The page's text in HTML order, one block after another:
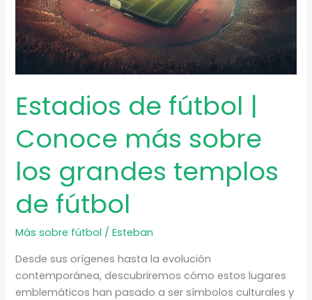
Estadios de fútbol |
Conoce más sobre
los grandes templos
de fútbol
Más sobre fútbol /Esteban
Desde sus orígenes hasta la evolución
contemporánea, descubriremos cómo estos lugares
emblemáticos han pasado a ser símbolos culturales y